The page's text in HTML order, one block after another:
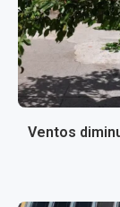
Ventos